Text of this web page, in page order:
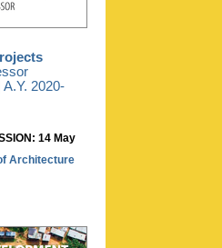
2020-
14 May
Architecture